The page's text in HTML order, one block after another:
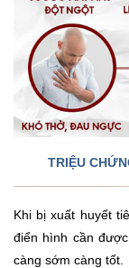
TRIỆU
Khi bị xuất huyết
điển hình cần
càng sớm càng tốt.